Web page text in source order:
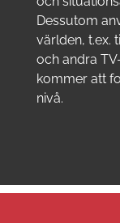
Dessutom
världen, t.ex.
och andra
kommer att
nivå.